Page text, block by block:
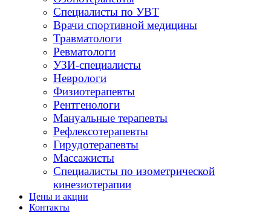
Специалисты по УВТ
Врачи спортивной медицины
Травматологи
Ревматологи
УЗИ-специалисты
Неврологи
Физиотерапевты
Рентгенологи
Мануальные терапевты
Рефлексотерапевты
Гирудотерапевты
Массажисты
Специалисты по изометрической
кинезиотерапии
Цены и акции
Контакты